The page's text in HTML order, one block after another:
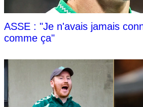
ASSE : "Je n'avais jamais
comme ça"